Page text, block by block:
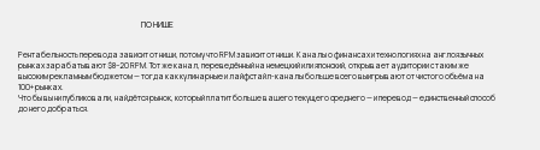
ПО НИШЕ
Рентабельность перевода зависит от ниши, потому что RPM зависит от ниши. Каналы о финансах и технологиях на англоязычных
рынках зарабатывают $8–20 RPM. Тот же канал, переведённый на немецкий или японский, открывает аудитории с таким же
высоким рекламным бюджетом — тогда как кулинарные и лайфстайл-каналы больше всего выигрывают от чистого объёма на
100+ рынках.
Что бы вы ни публиковали, найдётся рынок, который платит больше вашего текущего среднего — и перевод — единственный способ
до него добраться.